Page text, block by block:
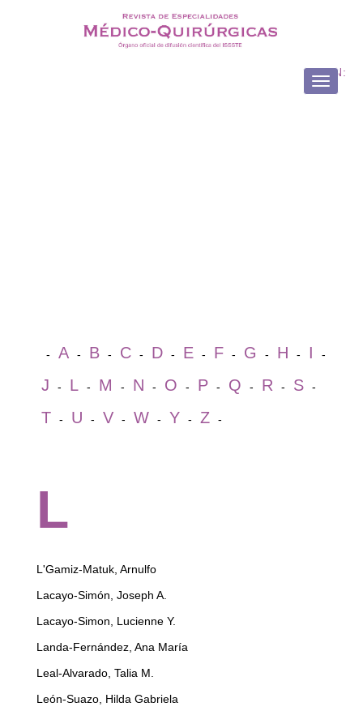
ISSN:
Toggle
- A - B - C - D - E - F - G - H - I -
J - L - M - N - O - P - Q - R - S -
T - U - V - W - Y - Z -
L
L'Gamiz-Matuk, Arnulfo
Lacayo-Simón, Joseph A.
Lacayo-Simon, Lucienne Y.
Landa-Fernández, Ana María
Leal-Alvarado, Talia M.
León-Suazo, Hilda Gabriela